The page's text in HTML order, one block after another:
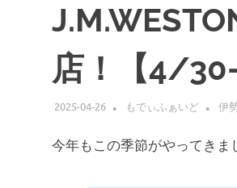
店！【4/
2025-04-26 もでぃふぁいど 伊
今年もこの季節がやってき